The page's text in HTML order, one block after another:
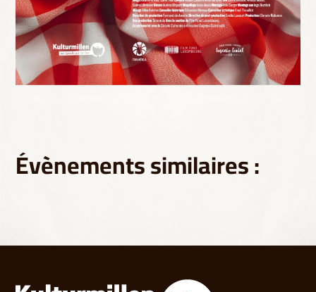
Évènements similaires :